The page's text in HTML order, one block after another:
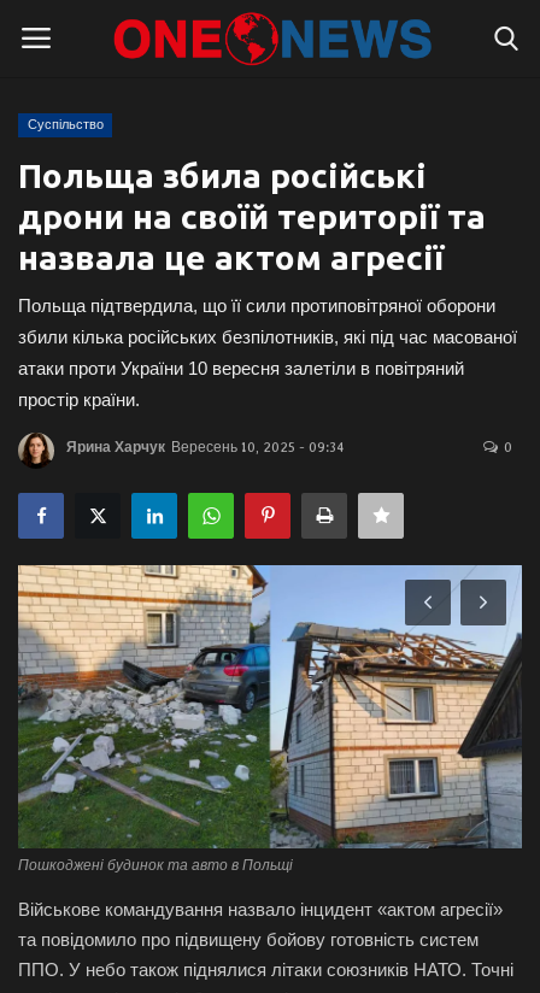
Логін
Головна
Контакти
Про нас
Підтримати проєкт
Правила для блогерів
Суспільство
Галерея
Політика
Економіка
Технології
Спорт
Відео
Суспільство
Польща збила російські
дрони на своїй території та
назвала це актом агресії
Польща підтвердила, що її сили протиповітряної оборони
збили кілька російських безпілотників, які під час масованої
атаки проти України 10 вересня залетіли в повітряний
простір країни.
Ярина Харчук Вересень 10, 2025 - 09:34 0
Пошкоджені будинок та авто в Польщі
Військове командування назвало інцидент «актом агресії»
та повідомило про підвищену бойову готовність систем
ППО. У небо також піднялися літаки союзників НАТО. Точні